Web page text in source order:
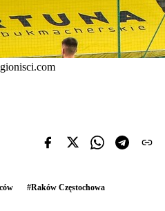
#Raków Częstochowa